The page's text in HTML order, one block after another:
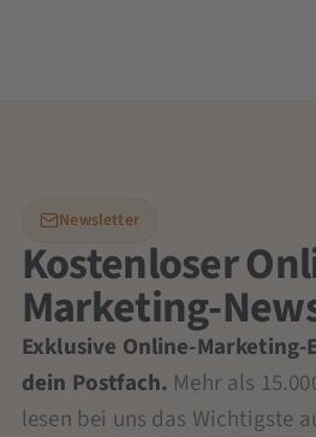
Newsletter
Kostenloser
Marketing-
Exklusive Online-
dein Postfach. Mehr als
lesen bei uns das Wichtigste